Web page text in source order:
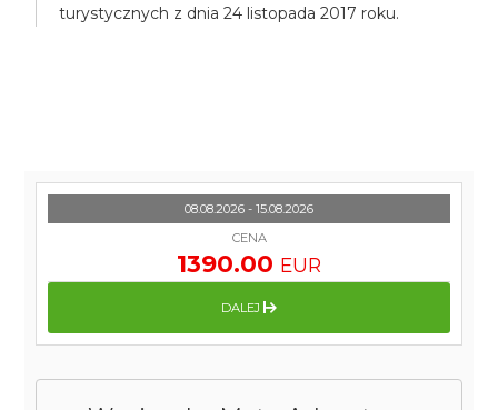
turystycznych z dnia 24 listopada 2017 roku.
08.08.2026 - 15.08.2026
CENA
1390.00 EUR
DALEJ